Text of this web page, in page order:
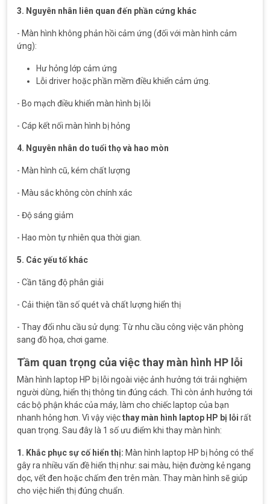
3. Nguyên nhân liên quan đến phần cứng khác
- Màn hình không phản hồi cảm ứng (đối với màn hình cảm
ứng):
Hư hỏng lớp cảm ứng
Lỗi driver hoặc phần mềm điều khiển cảm ứng.
- Bo mạch điều khiển màn hình bị lỗi
- Cáp kết nối màn hình bị hỏng
4. Nguyên nhân do tuổi thọ và hao mòn
- Màn hình cũ, kém chất lượng
- Màu sắc không còn chính xác
- Độ sáng giảm
- Hao mòn tự nhiên qua thời gian.
5. Các yếu tố khác
- Cần tăng độ phân giải
- Cải thiện tần số quét và chất lượng hiển thị
- Thay đổi nhu cầu sử dụng: Từ nhu cầu công việc văn phòng
sang đồ họa, chơi game.
Tầm quan trọng của việc thay màn hình HP lỗi
Màn hình laptop HP bị lỗi ngoài việc ảnh hưởng tới trải nghiệm
người dùng, hiển thị thông tin đúng cách. Thì còn ảnh hưởng tới
các bộ phận khác của máy, làm cho chiếc laptop của bạn
nhanh hỏng hơn. Vì vậy việcthay màn hình laptop HP bị lỗi rất
quan trọng. Sau đây là 1 số ưu điểm khi thay màn hình:
1. Khắc phục sự cố hiển thị: Màn hình laptop HP bị hỏng có thể
gây ra nhiều vấn đề hiển thị như: sai màu, hiện đường kẻ ngang
dọc, vết đen hoặc chấm đen trên màn. Thay màn hình sẽ giúp
cho việc hiển thị đúng chuẩn.